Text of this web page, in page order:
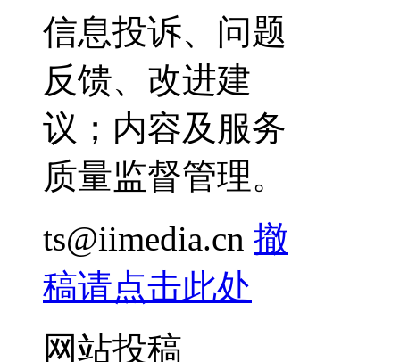
信息投诉、问题
反馈、改进建
议；内容及服务
质量监督管理。
ts@iimedia.cn 撤
稿请点击此处
网站投稿